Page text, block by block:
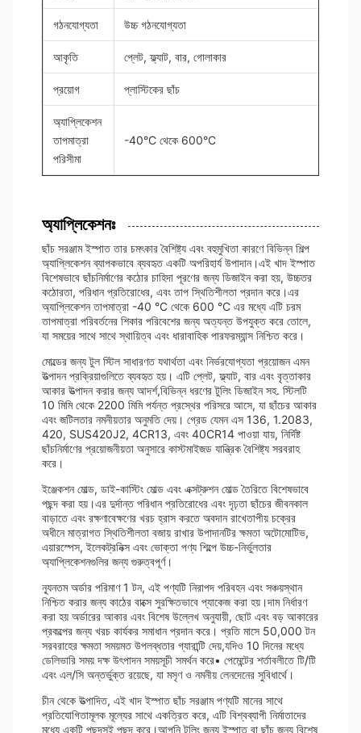
গঠনযোগ্যতা উচ্চ গঠনযোগ্যতা
আকৃতি প্লেট, ফ্ল্যাট, বার, গোলাকার
প্রয়োগ প্লাস্টিকের ছাঁচ
অ্যাপ্লিকেশন
তাপমাত্রা
পরিসীমা
-40°C থেকে 600°C
অ্যাপ্লিকেশনঃ
ছাঁচ সরঞ্জাম ইস্পাত তার চমৎকার বৈশিষ্ট্য এবং বহুমুখিতা কারণে বিভিন্ন শিল্প
অ্যাপ্লিকেশন ব্যাপকভাবে ব্যবহৃত একটি অপরিহার্য উপাদান।এই খাদ ইস্পাত
বিশেষভাবে ছাঁচনির্মাণের কঠোর চাহিদা পূরণের জন্য ডিজাইন করা হয়, উচ্চতর
কঠোরতা, পরিধান প্রতিরোধের, এবং তাপ স্থিতিশীলতা প্রদান করে।এর
অ্যাপ্লিকেশন তাপমাত্রা -40 °C থেকে 600 °C এর মধ্যে এটি চরম
তাপমাত্রা পরিবর্তনের শিকার পরিবেশের জন্য অত্যন্ত উপযুক্ত করে তোলে,
যা সময়ের সাথে সাথে স্থায়িত্ব এবং ধারাবাহিক পারফরম্যান্স নিশ্চিত করে।
মোল্ডের জন্য টুল স্টিল সাধারণত যথার্থতা এবং নির্ভরযোগ্যতা প্রয়োজন এমন
উত্পাদন প্রক্রিয়াগুলিতে ব্যবহৃত হয়। এটি প্লেট, ফ্ল্যাট, বার এবং বৃত্তাকার
আকার উত্পাদন করার জন্য আদর্শ,বিভিন্ন ধরণের টুলিং ডিজাইন সহ. স্টিলটি
10 মিমি থেকে 2200 মিমি পর্যন্ত প্রস্থের পরিসরে আসে, যা ছাঁচের আকার
এবং জটিলতার নমনীয়তার অনুমতি দেয়। গ্রেড যেমন এস 136, 1.2083,
420, SUS420J2, 4CR13, এবং 40CR14 পাওয়া যায়, নির্দিষ্ট
ছাঁচনির্মাণের প্রয়োজনীয়তা অনুসারে কাস্টমাইজড যান্ত্রিক বৈশিষ্ট্য সরবরাহ
করে।
ইঞ্জেকশন মোল্ড, ডাই-কাস্টিং মোল্ড এবং এক্সট্রুশন মোল্ড তৈরিতে বিশেষভাবে
পছন্দ করা হয়।এর দুর্দান্ত পরিধান প্রতিরোধের এবং দৃঢ়তা ছাঁচের জীবনকাল
বাড়াতে এবং রক্ষণাবেক্ষণের খরচ হ্রাস করতে অবদান রাখেতাপীয় চক্রের
অধীনে মাত্রাগত স্থিতিশীলতা বজায় রাখার উপাদানটির ক্ষমতা অটোমোটিভ,
এয়ারস্পেস, ইলেকট্রনিক্স এবং ভোক্তা পণ্য শিল্পে উচ্চ-নির্ভুলতার
অ্যাপ্লিকেশনগুলির জন্য গুরুত্বপূর্ণ।
ন্যূনতম অর্ডার পরিমাণ 1 টন, এই পণ্যটি নিরাপদ পরিবহন এবং সঞ্চয়স্থান
নিশ্চিত করার জন্য কাঠের বাক্সে সুরক্ষিতভাবে প্যাকেজ করা হয়।দাম নির্ধারণ
করা হয় অর্ডারের আকার এবং বিশেষ উল্লেখ অনুযায়ী, ছোট এবং বড় আকারের
প্রকল্পের জন্য খরচ কার্যকর সমাধান প্রদান করে। প্রতি মাসে 50,000 টন
সরবরাহের ক্ষমতা সময়মত উপলব্ধতার গ্যারান্টি দেয়,যদিও 10 দিনের মধ্যে
ডেলিভারি সময় দক্ষ উৎপাদন সময়সূচী সমর্থন করে• পেমেন্টের শর্তাবলীতে টি/টি
এবং এল/সি অন্তর্ভুক্ত রয়েছে, যা মসৃণ ও নমনীয় লেনদেনের সুবিধার্থে।
চীন থেকে উত্পাদিত, এই খাদ ইস্পাত ছাঁচ সরঞ্জাম পণ্যটি মানের সাথে
প্রতিযোগিতামূলক মূল্যের সাথে একত্রিত করে, এটি বিশ্বব্যাপী নির্মাতাদের
মধ্যে একটি পছন্দসই পছন্দ করে।আপনি টুলিং জন্য ইস্পাত বা ছাঁচ জন্য বিশেষ